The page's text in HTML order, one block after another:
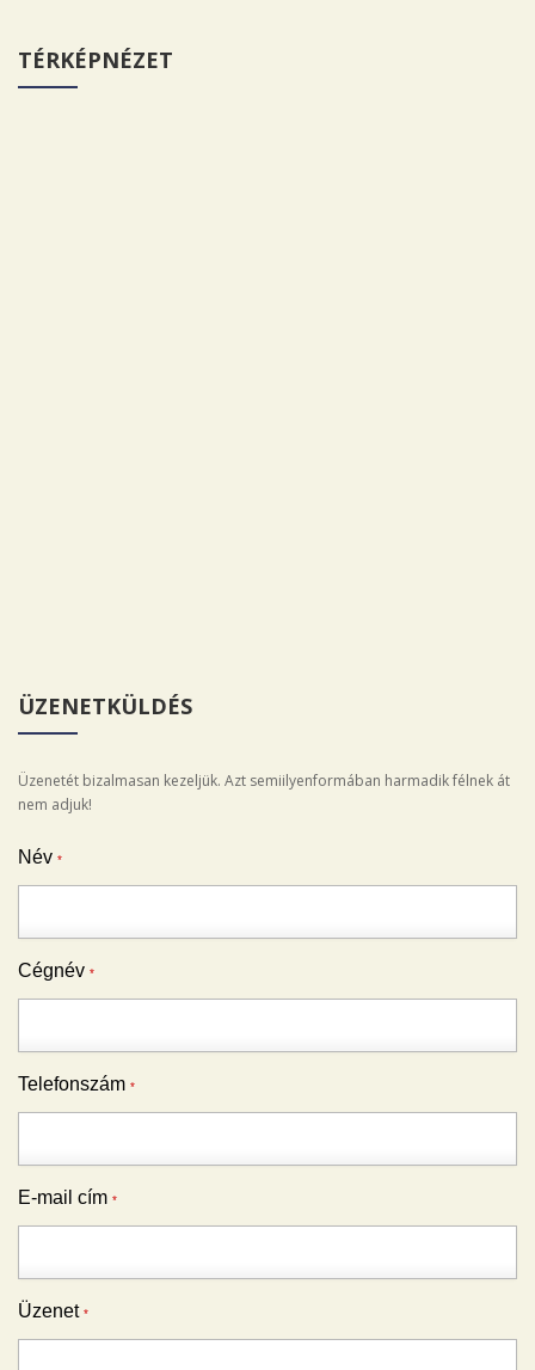
TÉRKÉPNÉZET
ÜZENETKÜLDÉS
Üzenetét bizalmasan kezeljük. Azt semiilyenformában harmadik félnek át
nem adjuk!
Név *
Cégnév *
Telefonszám *
E-mail cím *
Üzenet *